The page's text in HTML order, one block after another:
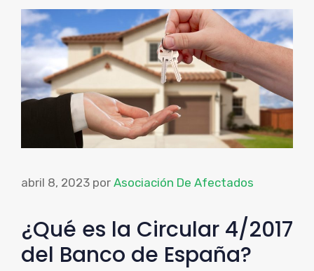
abril 8, 2023 por Asociación De Afectados
¿Qué es la Circular 4/2017
del Banco de España?